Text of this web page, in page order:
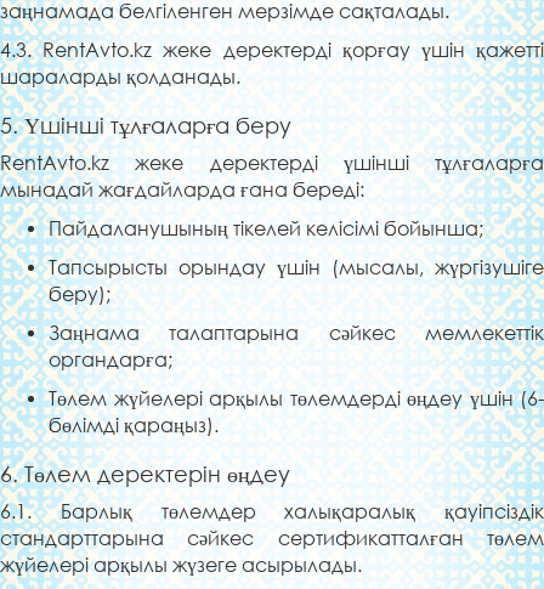
заңнамада белгіленген мерзімде сақталады.
4.3. RentAvto.kz жеке деректерді қорғау үшін қажетті
шараларды қолданады.
5. Үшінші тұлғаларға беру
RentAvto.kz жеке деректерді үшінші тұлғаларға
мынадай жағдайларда ғана береді:
Пайдаланушының тікелей келісімі бойынша;
Тапсырысты орындау үшін (мысалы, жүргізушіге
беру);
Заңнама талаптарына сәйкес мемлекеттік
органдарға;
Төлем жүйелері арқылы төлемдерді өңдеу үшін (6-
бөлімді қараңыз).
6. Төлем деректерін өңдеу
6.1. Барлық төлемдер халықаралық қауіпсіздік
стандарттарына сәйкес сертификатталған төлем
жүйелері арқылы жүзеге асырылады.